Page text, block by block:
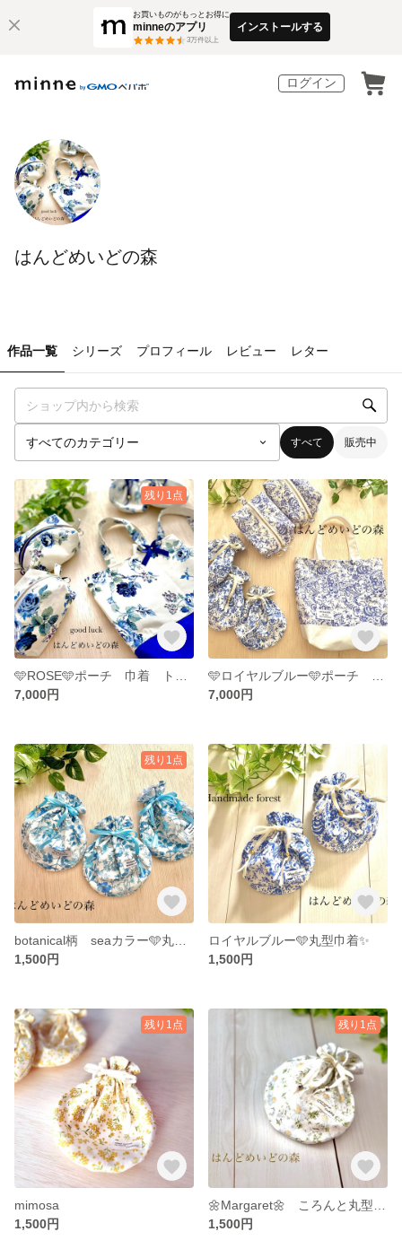
お買いものがもっとお得に
minneのアプリ
3万件以上
インストールする
ログイン
はんどめいどの森
作品一覧 シリーズ プロフィール レビュー レター
すべて 販売中
残り1点
7,000円
7,000円
残り1点
1,500円
ロイヤルブルー🩵丸型巾着✨
1,500円
残り1点
mimosa
1,500円
残り1点
1,500円